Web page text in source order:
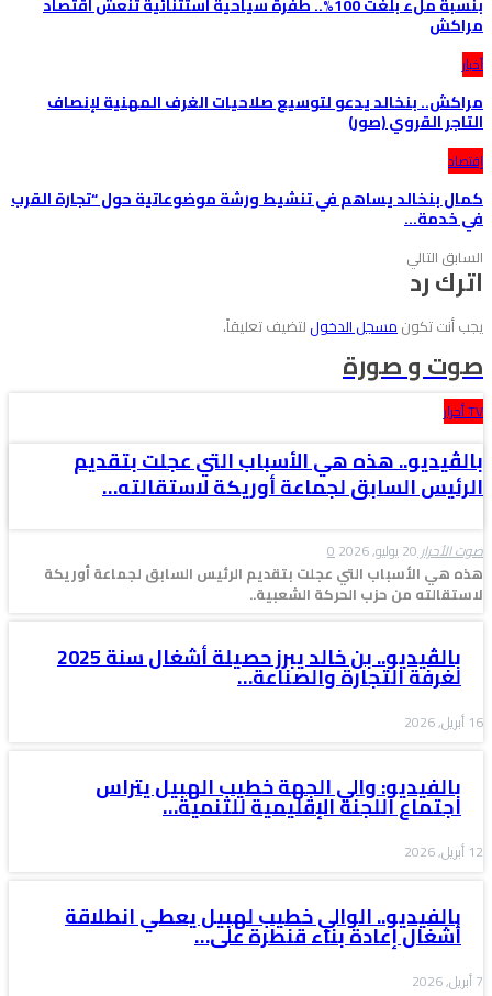
مراكش
آخبار
مراكش.. بنخالد يدعو لتوسيع صلاحيات الغرف المهنية لإنصاف
التاجر القروي (صور)
إقتصاد
كمال بنخالد يساهم في تنشيط ورشة موضوعاتية حول “تجارة القرب
في خدمة…
السابق التالي
اترك رد
يجب أنت تكون مسجل الدخول لتضيف تعليقاً.
صوت و صورة
TV أحرار
بالڤيديو.. هذه هي الأسباب التي عجلت بتقديم
الرئيس السابق لجماعة أوريكة لاستقالته…
صوت الأحرار20 يوليو, 2026 0
هذه هي الأسباب التي عجلت بتقديم الرئيس السابق لجماعة أوريكة
لاستقالته من حزب الحركة الشعبية..
بالڤيديو.. بن خالد يبرز حصيلة أشغال سنة 2025
لغرفة التجارة والصناعة…
16 أبريل, 2026
بالفيديو: والي الجهة خطيب الهبيل يتراس
اجتماع اللجنة الإقليمية للتنمية…
12 أبريل, 2026
بالفيديو.. الوالي خطيب لهبيل يعطي انطلاقة
أشغال إعادة بناء قنطرة على…
7 أبريل, 2026